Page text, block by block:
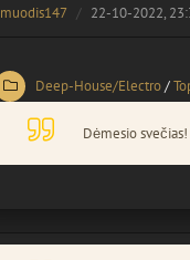
muodis147 22-10-2022,
Deep-House/Electro/
Dėmesio